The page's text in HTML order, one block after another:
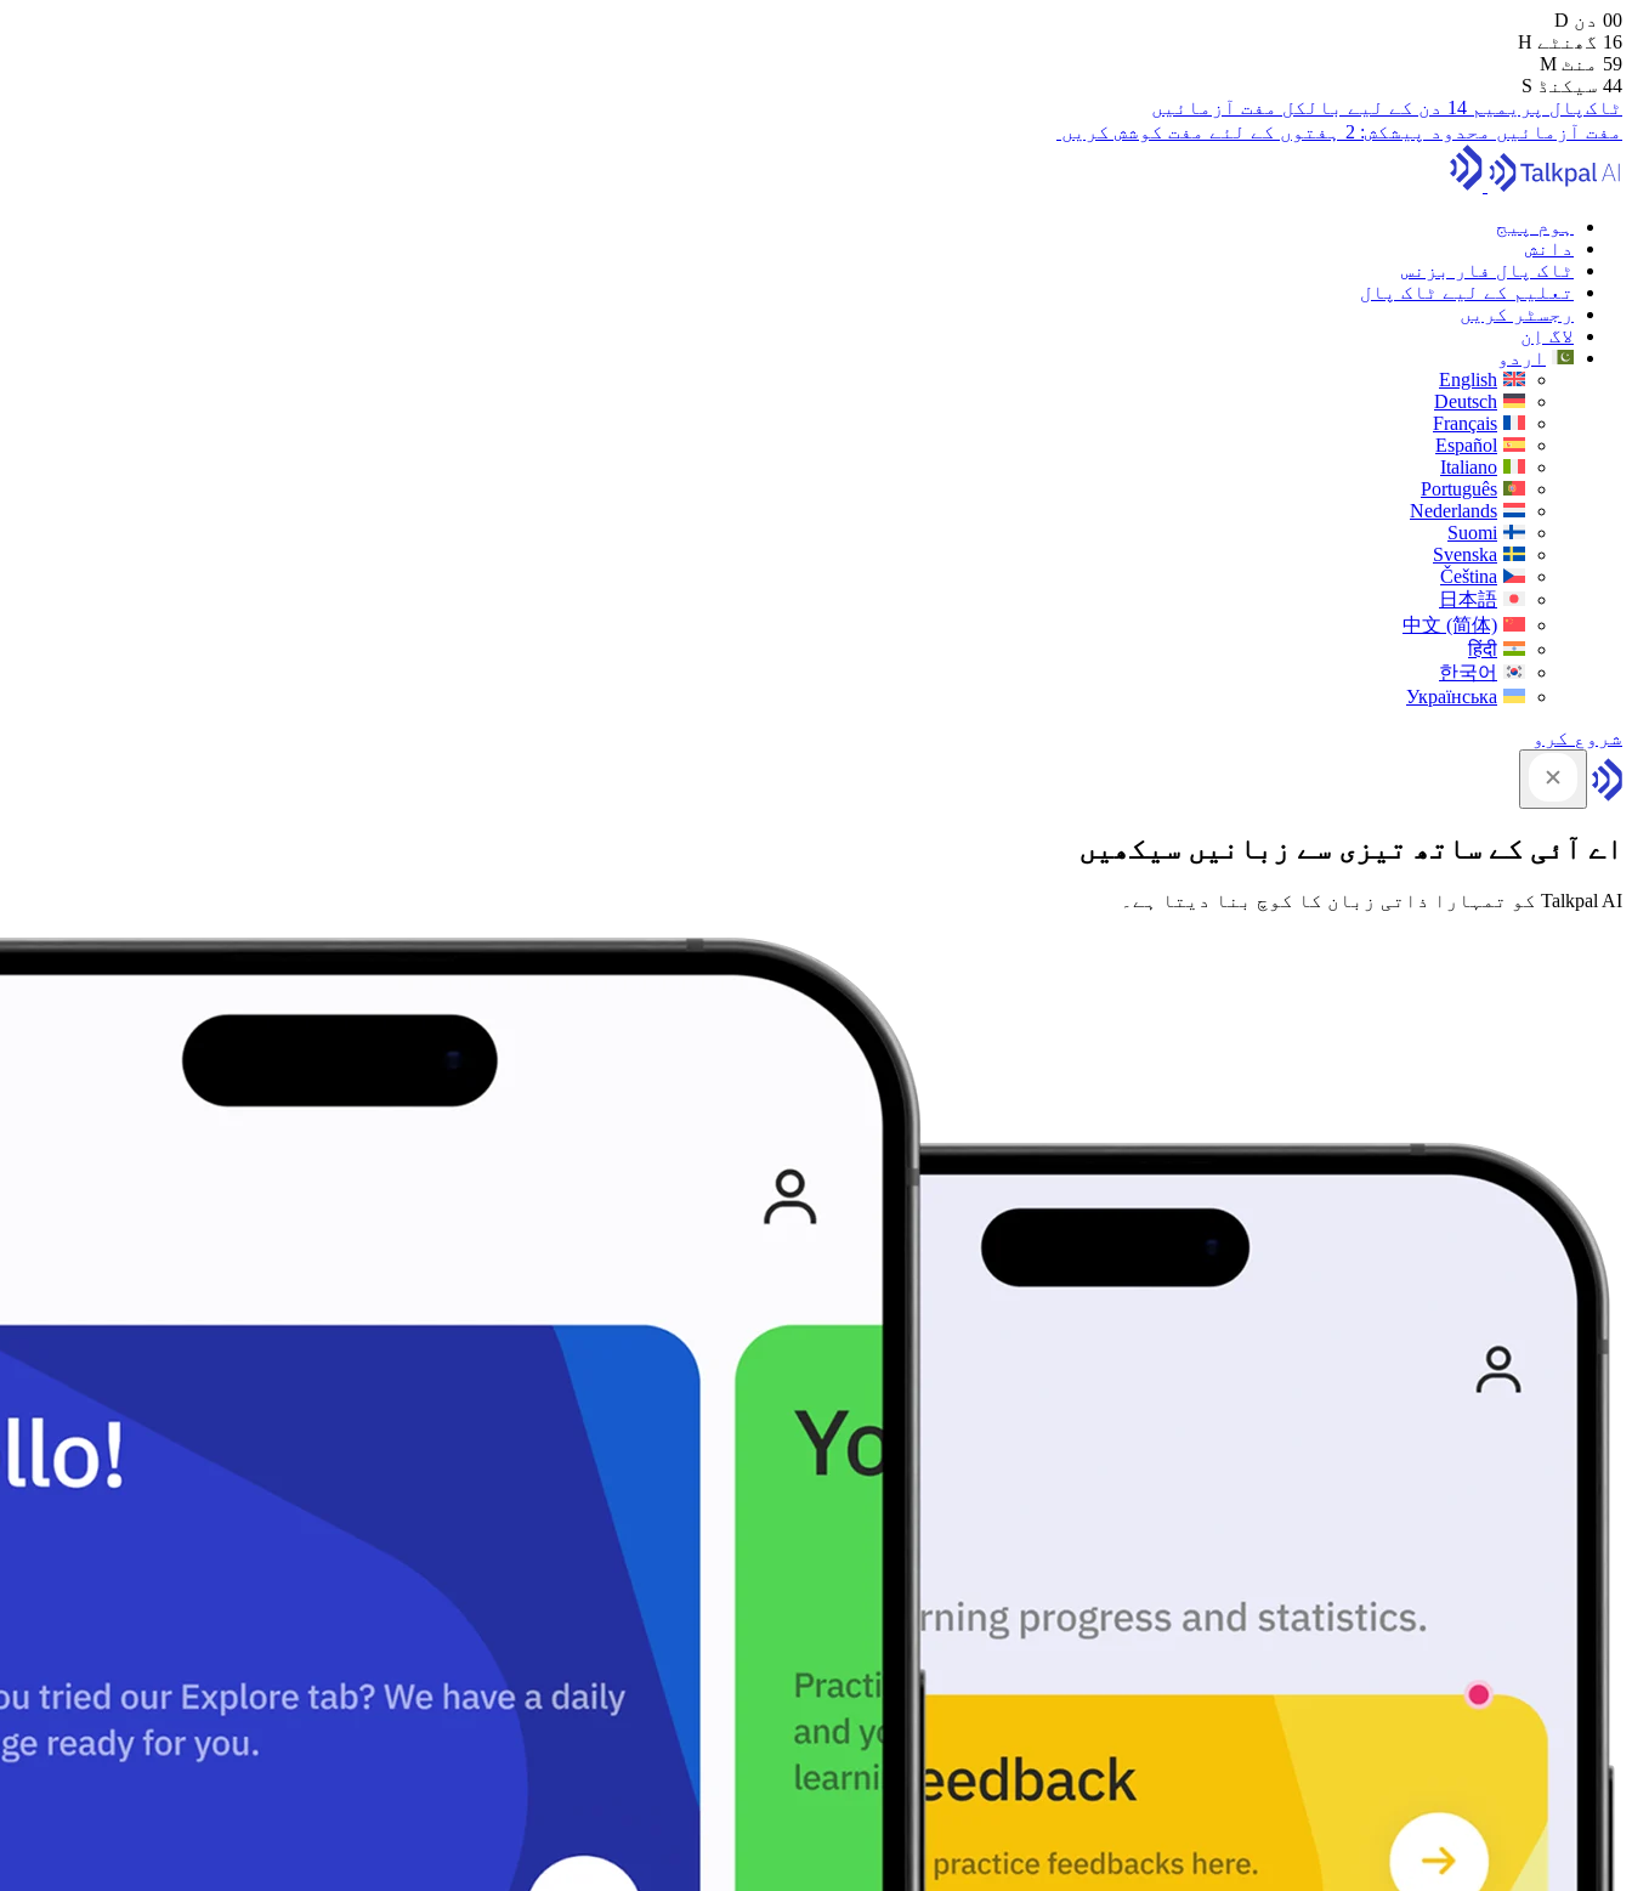
00 دن D
16 گھنٹے H
59 منٹ M
43 سیکنڈ S
ٹاک‌پال پریمیم 14 دن کے لیے بالکل مفت آزمائیں
مفت آزمائیں محدود پیشکش: 2 ہفتوں کے لئے مفت کوشش کریں
ہوم پیج
دانش
ٹاک پال فار بزنس
تعلیم کے لیے ٹاک پال
رجسٹر کریں
لاگ اِن
اردو
English
Deutsch
Français
Español
Italiano
Português
Nederlands
Suomi
Svenska
Čeština
日本語
中文 (简体)
हिंदी
한국어
Українська
شروع کرو
اے آئی کے ساتھ تیزی سے زبانیں سیکھیں
Talkpal AI کو تمہارا ذاتی زبان کا کوچ بنا دیتا ہے۔